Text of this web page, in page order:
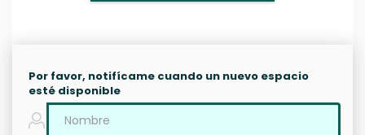
Por favor, notifícame cuando un nuevo espacio
esté disponible